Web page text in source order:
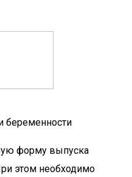
беременности
форму выпуска
этом необходимо